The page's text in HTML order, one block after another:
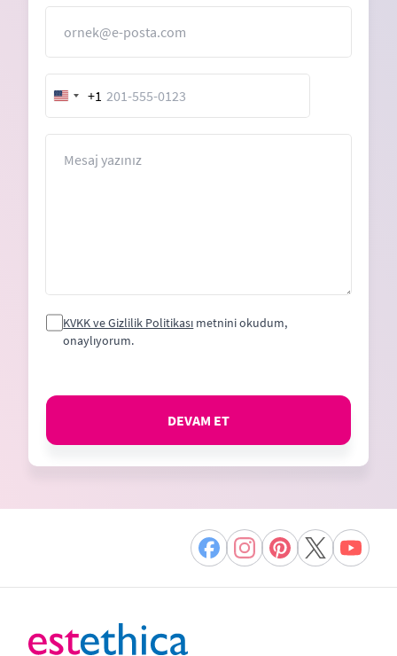
United
States
+1
KVKK ve Gizlilik Politikası metnini okudum,
onaylıyorum.
DEVAM ET